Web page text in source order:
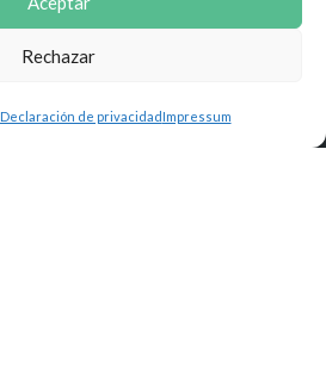
Rechazar
Declaración de privacidadImpressum